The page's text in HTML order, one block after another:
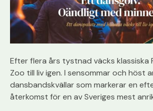
Efter flera års tystnad väcks klassiska
Zoo till liv igen. I sensommar och höst
dansbandskvällar som markerar en
återkomst för en av Sveriges mest